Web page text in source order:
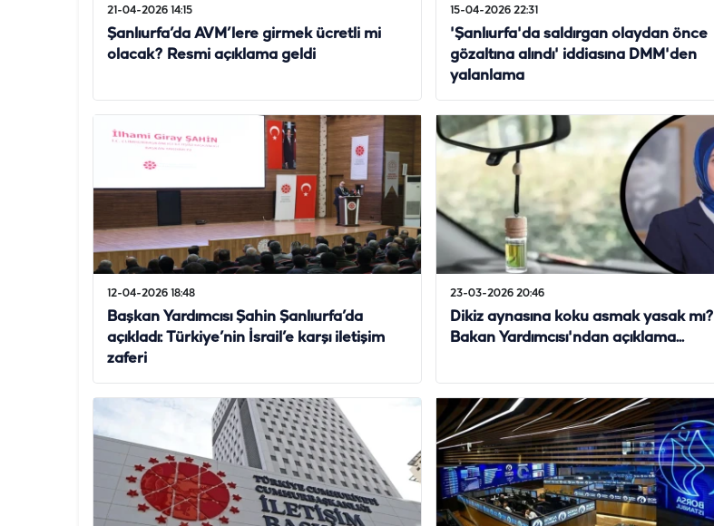
21-04-2026 14:15
Şanlıurfa’da AVM’lere girmek ücretli mi
olacak? Resmi açıklama geldi
15-04-2026 22:31
'Şanlıurfa'da saldırgan olaydan önce
gözaltına alındı' iddiasına DMM'den
yalanlama
12-04-2026 18:48
Başkan Yardımcısı Şahin Şanlıurfa’da
açıkladı: Türkiye’nin İsrail’e karşı iletişim
zaferi
23-03-2026 20:46
Dikiz aynasına koku asmak yasak mı?
Bakan Yardımcısı'ndan açıklama...